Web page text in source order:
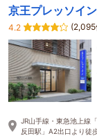
京王プレッソイ
4.2
(2,095
JR山手線・東急池上線
反田駅」A2出口より徒